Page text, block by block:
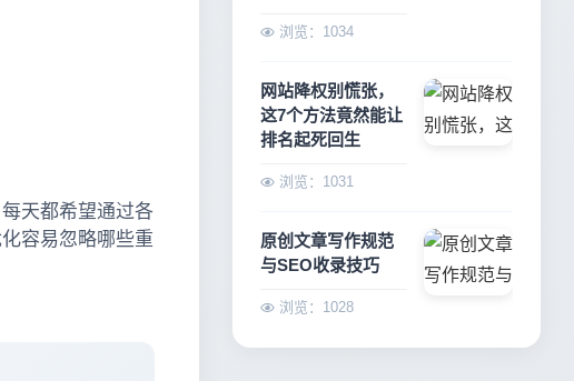
天都希望通过各
容易忽略哪些重
浏览：1034
网站降权别慌张，
这7个方法竟然能让
排名起死回生
浏览：1031
原创文章写作规范
与SEO收录技巧
浏览：1028